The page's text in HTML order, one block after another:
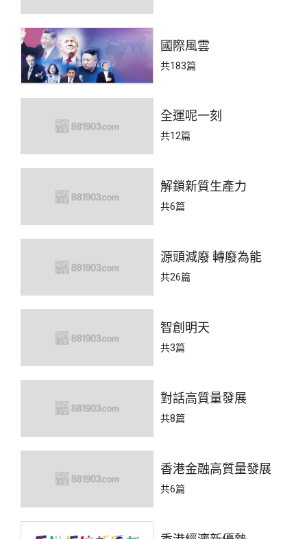
國際風雲
共183篇
全運呢一刻
共12篇
解鎖新質生產力
共6篇
源頭減廢 轉廢為能
共26篇
智創明天
共3篇
對話高質量發展
共8篇
香港金融高質量發展
共6篇